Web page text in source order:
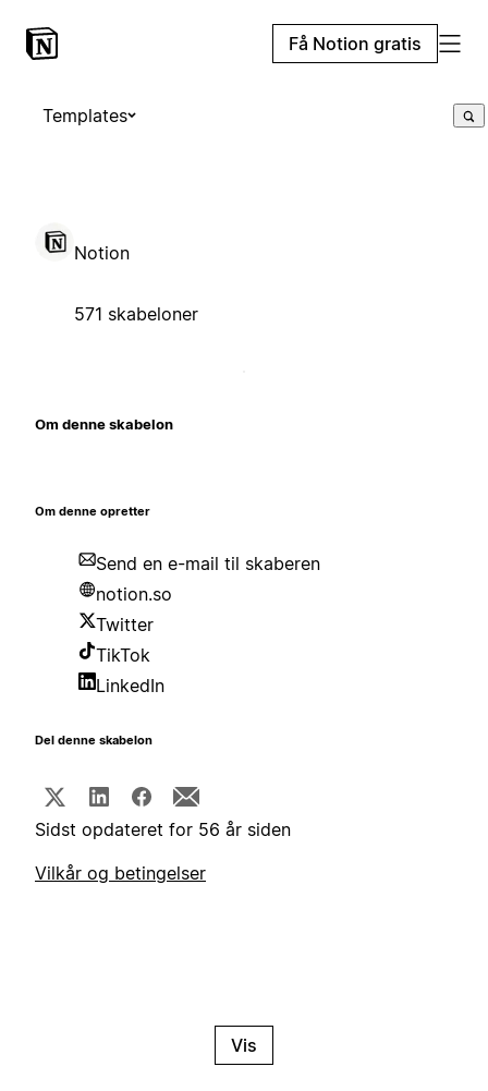
Få Notion gratis
Templates
Notion
571 skabeloner
Om denne skabelon
Om denne opretter
Send en e-mail til skaberen
notion.so
Twitter
TikTok
LinkedIn
Del denne skabelon
Sidst opdateret for 56 år siden
Vilkår og betingelser
Vis